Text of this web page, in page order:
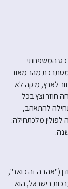
המשפחתי
מהר מאוד
לארץ, מיקה לא
חוזר וצץ בכל
להתאהב,
מלכתחילה:
("אהבה זה כואב",
בישראל, הוא